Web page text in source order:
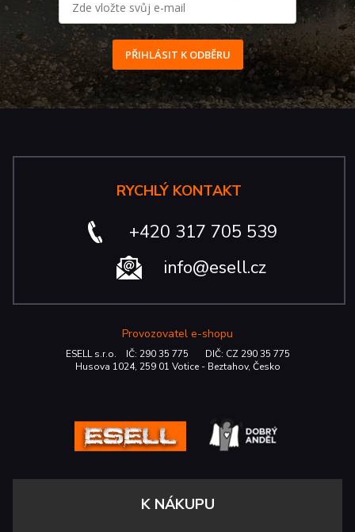
PŘIHLÁSIT K ODBĚRU
RYCHLÝ KONTAKT
+420 317 705 539
info@esell.cz
Provozovatel e-shopu
ESELL s.r.o. IČ: 290 35 775 DIČ: CZ 290 35 775
Husova 1024, 259 01 Votice - Beztahov, Česko
K NÁKUPU